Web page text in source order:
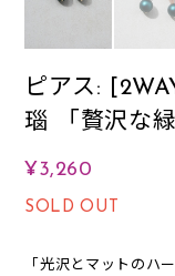
ピアス:
瑙 「贅沢な緑
¥3,260
SOLD OUT
「光沢とマットのハ